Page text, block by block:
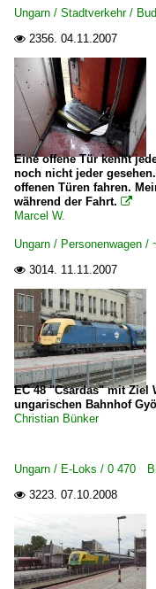
Ungarn / Stadtverkehr /
 2356. 04.11.2007
Eine offene Tür kennt
noch nicht jeder
offenen Türen fahren.
während der Fahrt. 
Marcel W.
Ungarn / Personenwagen /
 3014. 11.11.2007
EC 48 "Csardas" mit Ziel
ungarischen Bahnhof
Christian Bünker
Ungarn / E-Loks / 0 470
 3223. 07.10.2008